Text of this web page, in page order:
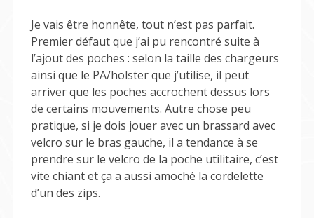
Je vais être honnête, tout n’est pas parfait.
Premier défaut que j’ai pu rencontré suite à
l’ajout des poches : selon la taille des chargeurs
ainsi que le PA/holster que j’utilise, il peut
arriver que les poches accrochent dessus lors
de certains mouvements. Autre chose peu
pratique, si je dois jouer avec un brassard avec
velcro sur le bras gauche, il a tendance à se
prendre sur le velcro de la poche utilitaire, c’est
vite chiant et ça a aussi amoché la cordelette
d’un des zips.